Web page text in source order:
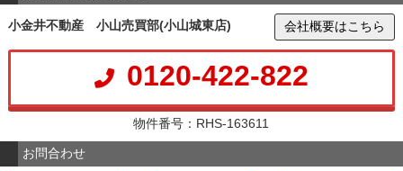
小金井不動産 小山売買部(小山城東店) 会社概要はこちら
0120-422-822
物件番号：RHS-163611
お問合わせ